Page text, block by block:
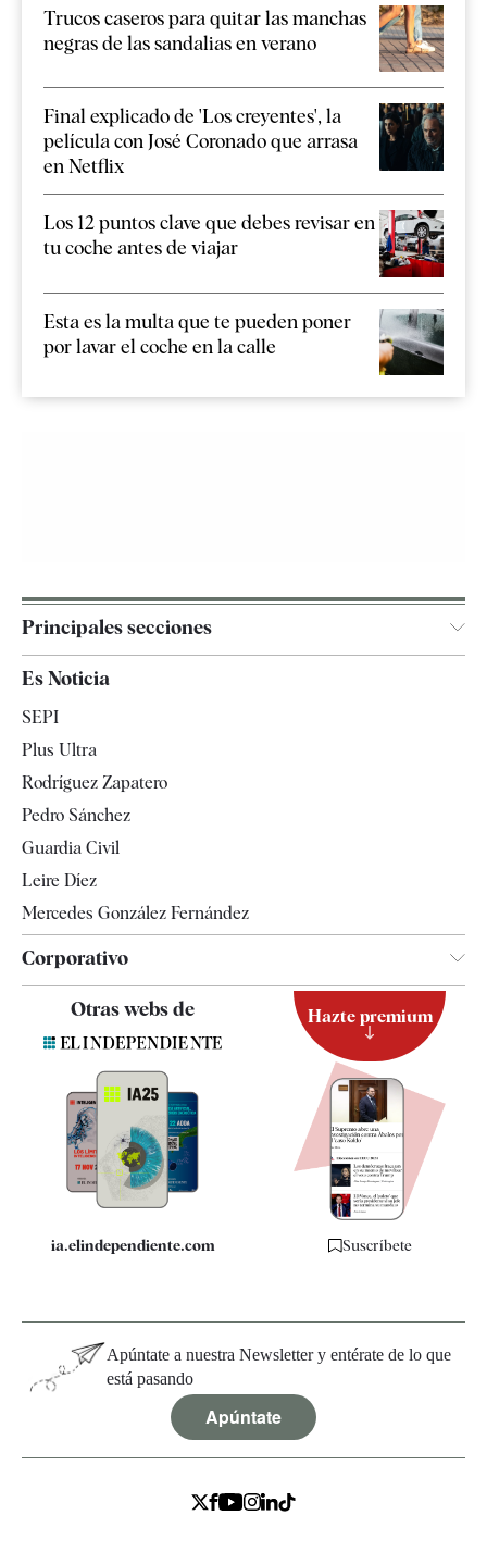
Trucos caseros para quitar las manchas
negras de las sandalias en verano
Final explicado de 'Los creyentes', la
película con José Coronado que arrasa
en Netflix
Los 12 puntos clave que debes revisar en
tu coche antes de viajar
Esta es la multa que te pueden poner
por lavar el coche en la calle
Principales secciones
España
Televisión
Es Noticia
SEPI
Plus Ultra
Rodríguez Zapatero
Pedro Sánchez
Guardia Civil
Leire Díez
Mercedes González Fernández
Corporativo
Contacto
Quiénes somos
Especificaciones
Otras webs de
ia.elindependiente.com
Hazte premium
Suscríbete
Apúntate a nuestra Newsletter y entérate de lo que
está pasando
Apúntate